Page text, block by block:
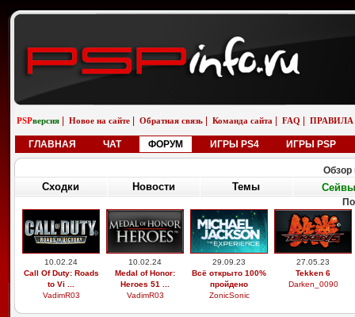
PSPверсия Новое на сайте Обратная связь Команда сайта FAQ ПРАВИЛА
ГЛАВНАЯ ЧАТ ФОРУМ ИГРЫ PS4 ИГРЫ PSP
Обзор
Сходки Новости Темы Сейвы
10.02.24
Call Of Duty: Roads
to Vi ...
VadimR03
10.02.24
Medal of Honor:
Heroes 51 ...
VadimR03
29.09.23
Всё открыто 100%
пройдено
ZonicSonic
27.05.23
Tekken 6
Darken_0090